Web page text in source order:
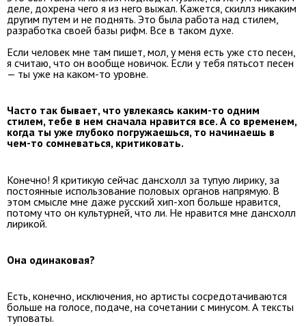
деле, дохрена чего я из него выжал. Кажется, скиллз никаким
другим путем и не поднять. Это была работа над стилем,
разработка своей базы рифм. Все в таком духе.
Если человек мне там пишет, мол, у меня есть уже сто песен,
я считаю, что он вообще новичок. Если у тебя пятьсот песен
— ты уже на каком-то уровне.
Часто так бывает, что увлекаясь каким-то одним
стилем, тебе в нем сначала нравится все. А со временем,
когда ты уже глубоко погружаешься, то начинаешь в
чем-то сомневаться, критиковать.
Конечно! Я критикую сейчас дансхолл за тупую лирику, за
постоянные использование половых органов напрямую. В
этом смысле мне даже русский хип-хоп больше нравится,
потому что он культурней, что ли. Не нравится мне дансхолл
лирикой.
Она одинаковая?
Есть, конечно, исключения, но артисты сосредотачиваются
больше на голосе, подаче, на сочетании с минусом. А тексты
туповаты.